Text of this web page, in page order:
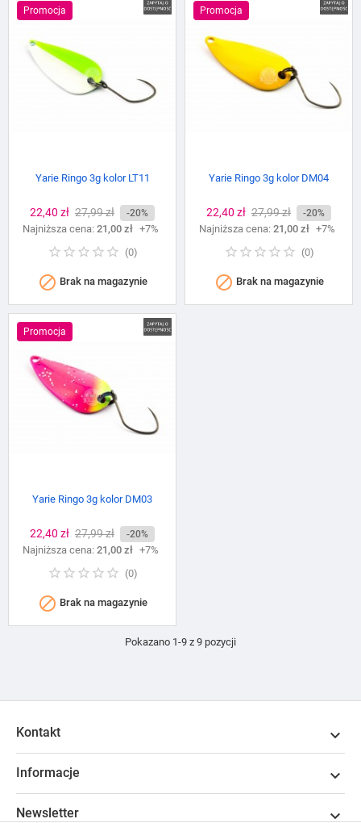
Promocja
Yarie Ringo 3g kolor LT11
Cena
22,40 zł Cena
podstawowa
27,99 zł -20%
Najniższa cena: 21,00 zł +7%
(0)
 Brak na magazynie
Promocja
Yarie Ringo 3g kolor DM04
Cena
22,40 zł Cena
podstawowa
27,99 zł -20%
Najniższa cena: 21,00 zł +7%
(0)
 Brak na magazynie
Promocja
Yarie Ringo 3g kolor DM03
Cena
22,40 zł Cena
podstawowa
27,99 zł -20%
Najniższa cena: 21,00 zł +7%
(0)
 Brak na magazynie
Pokazano 1-9 z 9 pozycji
Kontakt 
Informacje 
Newsletter 